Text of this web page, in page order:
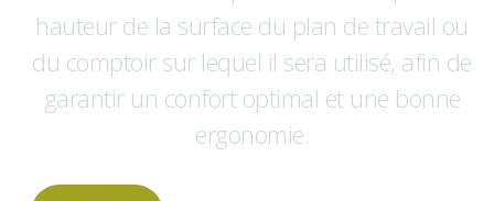
hauteur de la surface du plan de travail ou
du comptoir sur lequel il sera utilisé, afin de
garantir un confort optimal et une bonne
ergonomie.